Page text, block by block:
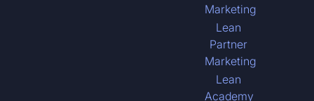
Marketing
Lean
Partner
Marketing
Lean
Academy